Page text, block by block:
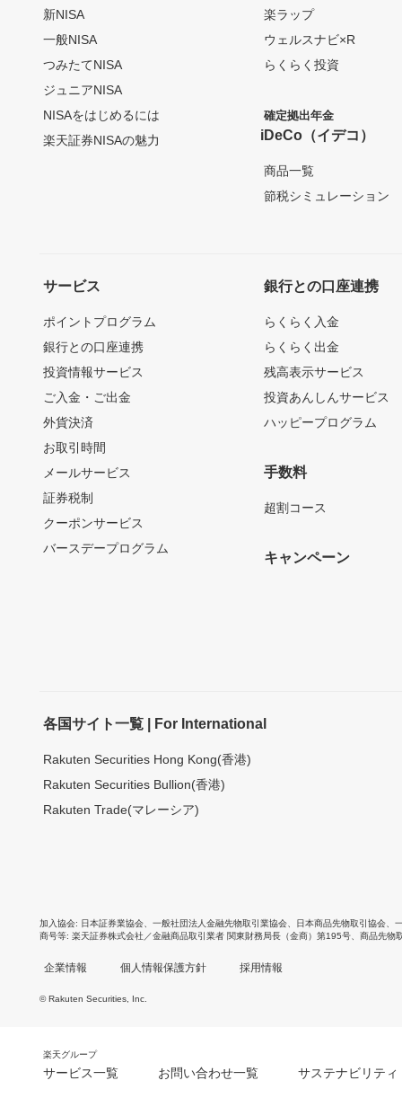
新NISA
一般NISA
つみたてNISA
ジュニアNISA
NISAをはじめるには
楽天証券NISAの魅力
楽ラップ
ウェルスナビ×R
らくらく投資
確定拠出年金
iDeCo（イデコ）
商品一覧
節税シミュレーション
サービス
ポイントプログラム
銀行との口座連携
投資情報サービス
ご入金・ご出金
外貨決済
お取引時間
メールサービス
証券税制
クーポンサービス
バースデープログラム
銀行との口座連携
らくらく入金
らくらく出金
残高表示サービス
投資あんしんサービス
ハッピープログラム
手数料
超割コース
キャンペーン
各国サイト一覧 | For International
Rakuten Securities Hong Kong(香港)
Rakuten Securities Bullion(香港)
Rakuten Trade(マレーシア)
加入協会 日本証券業協会 一般社団法人金融先物取引業協会 日本商品先物取引協会
商号等 楽天証券株式会社／金融商品取引業者 関東財務局長（金商）第195号、商品先物
企業情報 個人情報保護方針 採用情報
© Rakuten Securities, Inc.
楽天グループ
サービス一覧 お問い合わせ一覧 サステナビリティ